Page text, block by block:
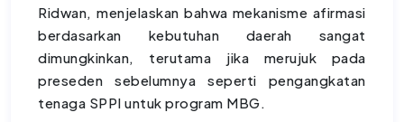
Ridwan, menjelaskan bahwa mekanisme afirmasi
berdasarkan kebutuhan daerah sangat
dimungkinkan, terutama jika merujuk pada
preseden sebelumnya seperti pengangkatan
tenaga SPPI untuk program MBG.